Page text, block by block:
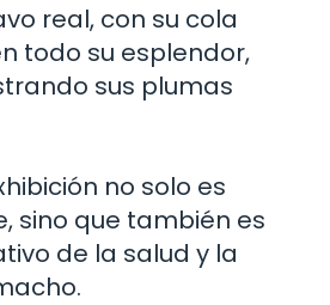
real, con su cola
todo su esplendor,
sus plumas
no solo es
sino que también es
de la salud y la